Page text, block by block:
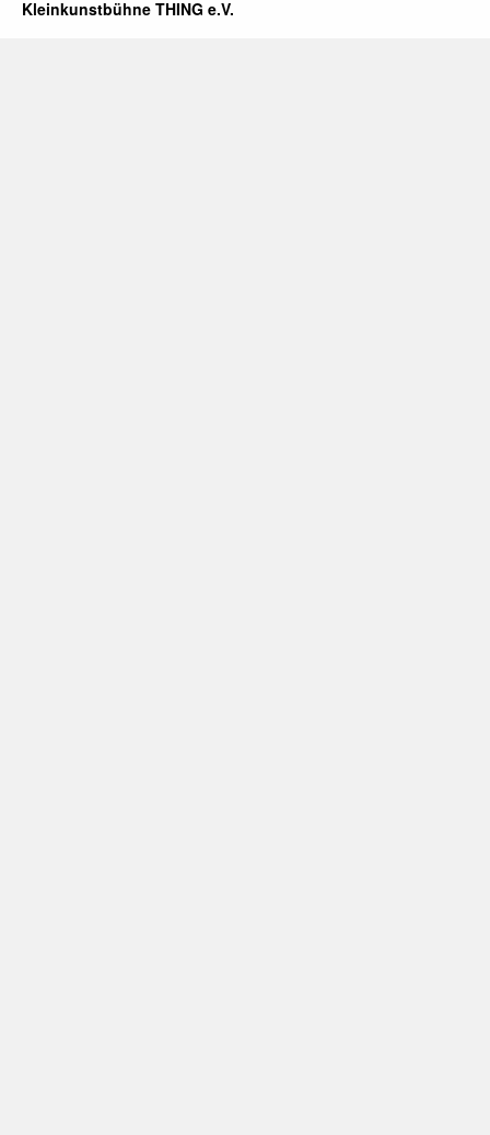
Kleinkunstbühne THING e.V.